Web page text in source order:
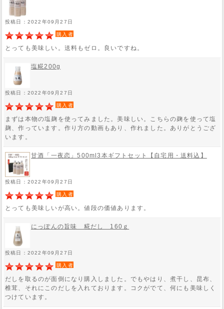
投稿日：2022年09月27日
購入者
とっても美味しい。送料もゼロ。良いですね。
塩糀200g
投稿日：2022年09月27日
購入者
まずは本物の塩麹を使ってみました。美味しい。こちらの麹を使って塩
麹、作っています。作り方の動画もあり、作れました。ありがとうござ
います。
甘酒「一夜恋」500ml3本ギフトセット【自宅用・送料込】
投稿日：2022年09月27日
購入者
とっても美味しいが高い。値段の価値あります。
にっぽんの旨味 糀だし 160ｇ
投稿日：2022年09月27日
購入者
だしを取るのが面倒になり購入しました。でもやはり、煮干し、昆布、
椎茸、それにこのだしを入れております。コクがでて、何にも美味しく
つけています。